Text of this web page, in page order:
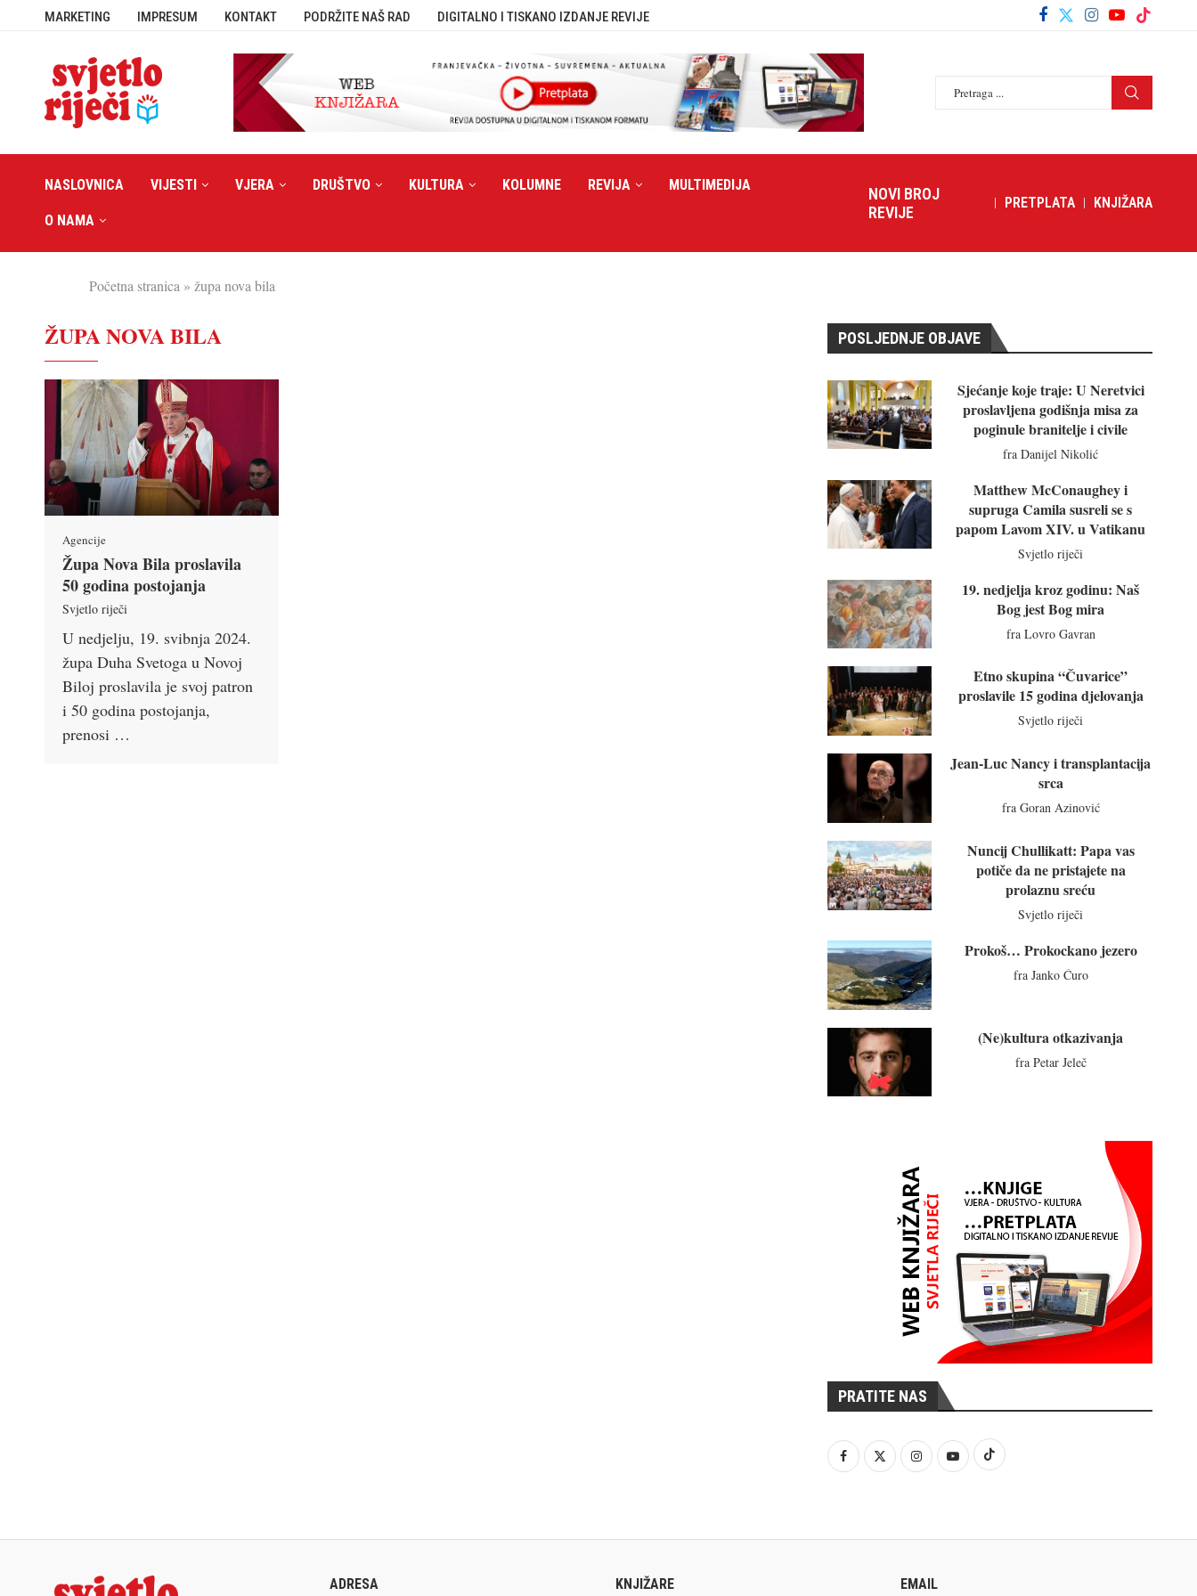
MARKETING IMPRESUM KONTAKT PODRŽITE NAŠ RAD DIGITALNO I TISKANO IZDANJE REVIJE
NASLOVNICA VIJESTI VJERA DRUŠTVO KULTURA KOLUMNE REVIJA MULTIMEDIJA
O NAMA
NOVI BROJ
REVIJE
PRETPLATA KNJIŽARA
Početna stranica » župa nova bila
ŽUPA NOVA BILA
Agencije
Župa Nova Bila proslavila
50 godina postojanja
Svjetlo riječi
U nedjelju, 19. svibnja 2024.
župa Duha Svetoga u Novoj
Biloj proslavila je svoj patron
i 50 godina postojanja,
prenosi …
POSLJEDNJE OBJAVE
Sjećanje koje traje: U Neretvici
proslavljena godišnja misa za
poginule branitelje i civile
fra Danijel Nikolić
Matthew McConaughey i
supruga Camila susreli se s
papom Lavom XIV. u Vatikanu
Svjetlo riječi
19. nedjelja kroz godinu: Naš
Bog jest Bog mira
fra Lovro Gavran
Etno skupina “Čuvarice”
proslavile 15 godina djelovanja
Svjetlo riječi
Jean-Luc Nancy i transplantacija
srca
fra Goran Azinović
Nuncij Chullikatt: Papa vas
potiče da ne pristajete na
prolaznu sreću
Svjetlo riječi
Prokoš… Prokockano jezero
fra Janko Ćuro
(Ne)kultura otkazivanja
fra Petar Jeleč
PRATITE NAS
ADRESA KNJIŽARE EMAIL